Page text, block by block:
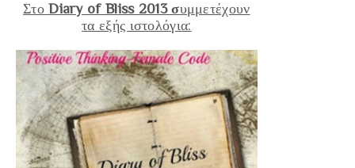
ΣτοDiary of Bliss 2013 συμμετέχουν
τα εξής ιστολόγια: